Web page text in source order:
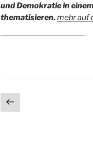
und Demokratie in
thematisieren.mehr auf
Vorherige
Seite